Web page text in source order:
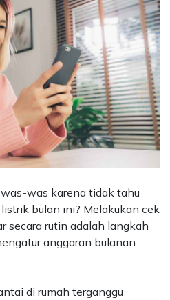
was karena tidak tahu
bulan ini? Melakukan cek
secara rutin adalah langkah
anggaran bulanan
di rumah terganggu